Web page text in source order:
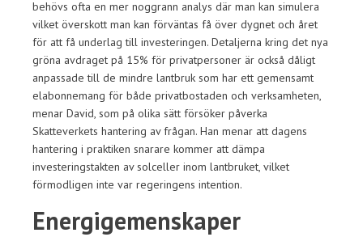
behövs ofta en mer noggrann analys där man kan simulera
vilket överskott man kan förväntas få över dygnet och året
för att få underlag till investeringen. Detaljerna kring det nya
gröna avdraget på 15% för privatpersoner är också dåligt
anpassade till de mindre lantbruk som har ett gemensamt
elabonnemang för både privatbostaden och verksamheten,
menar David, som på olika sätt försöker påverka
Skatteverkets hantering av frågan. Han menar att dagens
hantering i praktiken snarare kommer att dämpa
investeringstakten av solceller inom lantbruket, vilket
förmodligen inte var regeringens intention.
Energigemenskaper